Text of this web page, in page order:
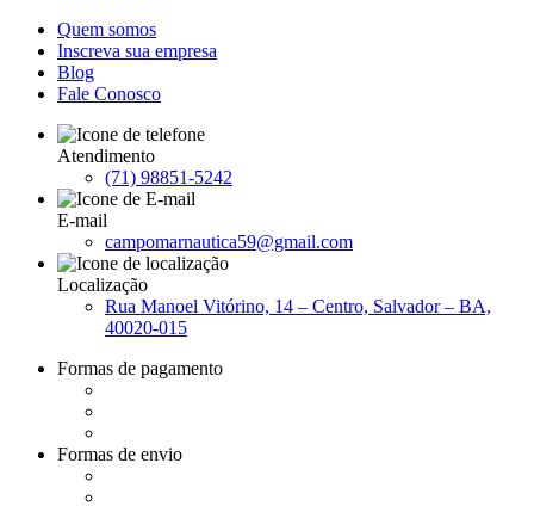
Quem somos
Inscreva sua empresa
Blog
Fale Conosco
Atendimento
(71) 98851-5242
E-mail
campomarnautica59@gmail.com
Localização
Rua Manoel Vitórino, 14 – Centro, Salvador – BA,
40020-015
Formas de pagamento
Formas de envio